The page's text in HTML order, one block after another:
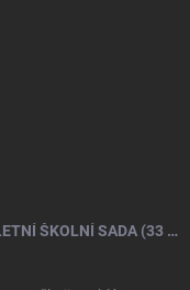
INSECT LORE MOTÝLÍ ZAHRÁDKA KOMPLETNÍ ŠKOLNÍ SADA (33 HOUSENEK)